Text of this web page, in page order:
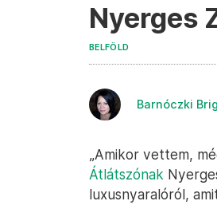
Nyerges
BELFÖLD
Barnóczki
„Amikor vettem,
Átlátszónak
luxusnyaralóról,